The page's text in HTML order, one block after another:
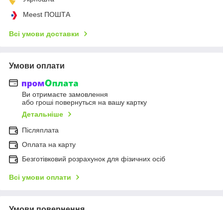
Meest ПОШТА
Всі умови доставки
Умови оплати
Ви отримаєте замовлення
або гроші повернуться на вашу картку
Детальніше
Післяплата
Оплата на карту
Безготівковий розрахунок для фізичних осіб
Всі умови оплати